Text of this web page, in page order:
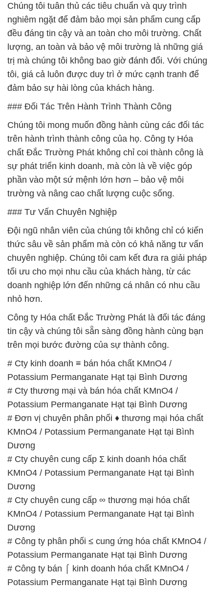
Chúng tôi tuân thủ các tiêu chuẩn và quy trình
nghiêm ngặt để đảm bảo mọi sản phẩm cung cấp
đều đáng tin cậy và an toàn cho môi trường. Chất
lượng, an toàn và bảo vệ môi trường là những giá
trị mà chúng tôi không bao giờ đánh đổi. Với chúng
tôi, giá cả luôn được duy trì ở mức cạnh tranh để
đảm bảo sự hài lòng của khách hàng.
### Đối Tác Trên Hành Trình Thành Công
Chúng tôi mong muốn đồng hành cùng các đối tác
trên hành trình thành công của họ. Công ty Hóa
chất Đắc Trường Phát không chỉ coi thành công là
sự phát triển kinh doanh, mà còn là về việc góp
phần vào một sứ mệnh lớn hơn – bảo vệ môi
trường và nâng cao chất lượng cuộc sống.
### Tư Vấn Chuyên Nghiệp
Đội ngũ nhân viên của chúng tôi không chỉ có kiến
thức sâu về sản phẩm mà còn có khả năng tư vấn
chuyên nghiệp. Chúng tôi cam kết đưa ra giải pháp
tối ưu cho mọi nhu cầu của khách hàng, từ các
doanh nghiệp lớn đến những cá nhân có nhu cầu
nhỏ hơn.
Công ty Hóa chất Đắc Trường Phát là đối tác đáng
tin cậy và chúng tôi sẵn sàng đồng hành cùng bạn
trên mọi bước đường của sự thành công.
# Cty kinh doanh ≡ bán hóa chất KMnO4 /
Potassium Permanganate Hạt tại Bình Dương
# Cty thương mại và bán hóa chất KMnO4 /
Potassium Permanganate Hạt tại Bình Dương
# Đơn vị chuyên phân phối ♦ thương mại hóa chất
KMnO4 / Potassium Permanganate Hạt tại Bình
Dương
# Cty chuyên cung cấp Σ kinh doanh hóa chất
KMnO4 / Potassium Permanganate Hạt tại Bình
Dương
# Cty chuyên cung cấp ∞ thương mại hóa chất
KMnO4 / Potassium Permanganate Hạt tại Bình
Dương
# Công ty phân phối ≤ cung ứng hóa chất KMnO4 /
Potassium Permanganate Hạt tại Bình Dương
# Công ty bán ⌠ kinh doanh hóa chất KMnO4 /
Potassium Permanganate Hạt tại Bình Dương